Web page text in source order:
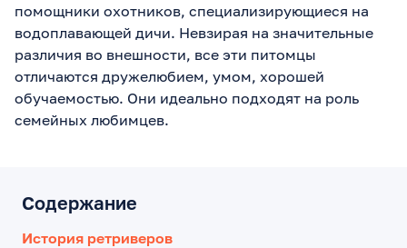
помощники охотников, специализирующиеся на
водоплавающей дичи. Невзирая на значительные
различия во внешности, все эти питомцы
отличаются дружелюбием, умом, хорошей
обучаемостью. Они идеально подходят на роль
семейных любимцев.
Содержание
История ретриверов